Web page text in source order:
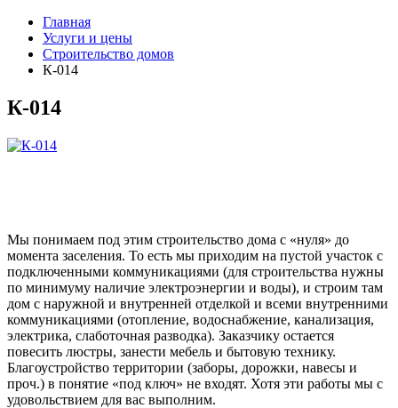
Главная
Услуги и цены
Строительство домов
К-014
К-014
Мы понимаем под этим строительство дома с «нуля» до
момента заселения. То есть мы приходим на пустой участок с
подключенными коммуникациями (для строительства нужны
по минимуму наличие электроэнергии и воды), и строим там
дом с наружной и внутренней отделкой и всеми внутренними
коммуникациями (отопление, водоснабжение, канализация,
электрика, слаботочная разводка). Заказчику остается
повесить люстры, занести мебель и бытовую технику.
Благоустройство территории (заборы, дорожки, навесы и
проч.) в понятие «под ключ» не входят. Хотя эти работы мы с
удовольствием для вас выполним.